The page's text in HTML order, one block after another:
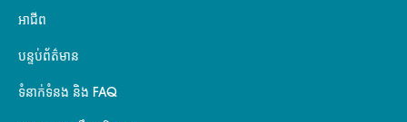
អាជីព
បន្ទប់ព័ត៌មាន
ទំនាក់ទំនង និង FAQ